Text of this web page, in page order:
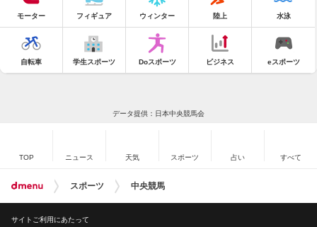
モーター フィギュア ウィンター 陸上 水泳
自転車 学生スポーツ Doスポーツ ビジネス eスポーツ
データ提供：日本中央競馬会
TOP ニュース 天気 スポーツ 占い すべて
スポーツ 中央競馬
サイトご利用にあたって